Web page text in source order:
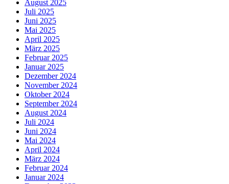
August 2025
Juli 2025
Juni 2025
Mai 2025
April 2025
März 2025
Februar 2025
Januar 2025
Dezember 2024
November 2024
Oktober 2024
September 2024
August 2024
Juli 2024
Juni 2024
Mai 2024
April 2024
März 2024
Februar 2024
Januar 2024